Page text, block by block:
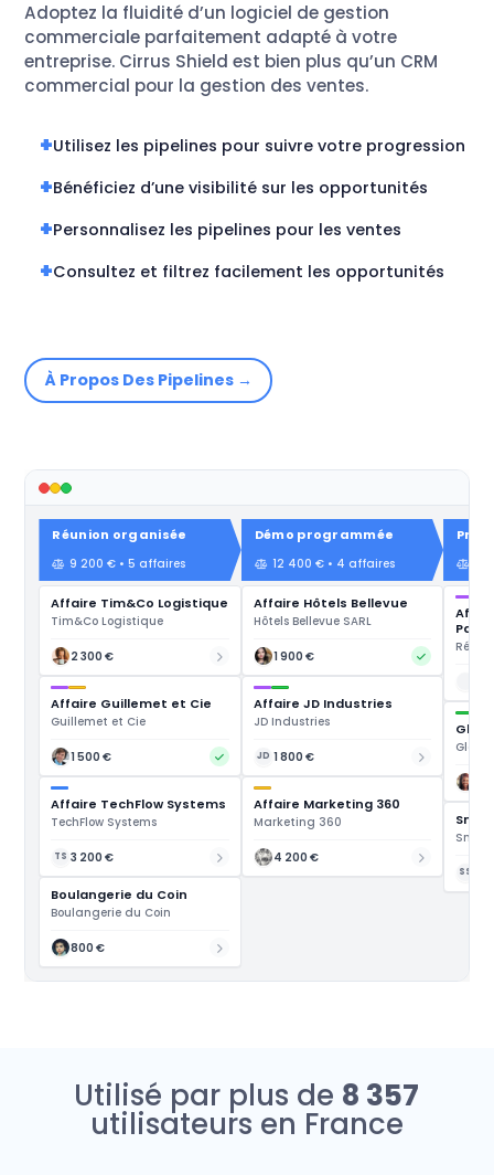
Adoptez la fluidité d’un logiciel de gestion
commerciale parfaitement adapté à votre
entreprise. Cirrus Shield est bien plus qu’un CRM
commercial pour la gestion des ventes.
Utilisez les pipelines pour suivre votre progression
Bénéficiez d’une visibilité sur les opportunités
Personnalisez les pipelines pour les ventes
Consultez et filtrez facilement les opportunités
À Propos Des Pipelines →
Réunion organisée
9 200 € • 5 affaires
Affaire Tim&Co Logistique
Tim&Co Logistique
2 300 €
Affaire Guillemet et Cie
Guillemet et Cie
1 500 €
Affaire TechFlow Systems
TechFlow Systems
TS 3 200 €
Boulangerie du Coin
Boulangerie du Coin
800 €
Démo programmée
12 400 € • 4 affaires
Affaire Hôtels Bellevue
Hôtels Bellevue SARL
1 900 €
Affaire JD Industries
JD Industries
JD 1 800 €
Affaire Marketing 360
Marketing 360
4 200 €
Smith
SS
Utilisé par plus de 8 357
utilisateurs en France